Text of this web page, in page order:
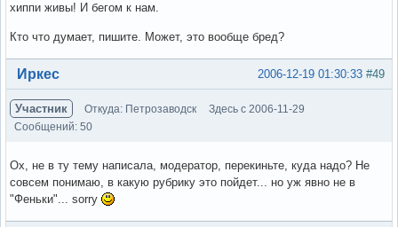
хиппи живы! И бегом к нам.
Кто что думает, пишите. Может, это вообще бред?
Вне форума #49
2006-12-19 01:30:33
Иркес
Участник Откуда: Петрозаводск
Здесь с 2006-11-29
Сообщений: 50
Ох, не в ту тему написала, модератор, перекиньте, куда надо? Не
совсем понимаю, в какую рубрику это пойдет... но уж явно не в
"Феньки"... sorry